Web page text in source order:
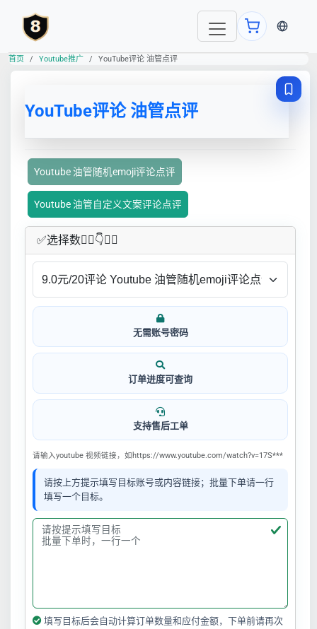
当前语
首页 Youtube推广 YouTube评论 油管点评
YouTube评论 油管点评
Youtube 油管随机emoji评论点评
Youtube 油管自定义文案评论点评
✅​选择数👇🏻​​👇👇🏻​​
无需账号密码
订单进度可查询
支持售后工单
请输入youtube 视频链接，如https://www.youtube.com/watch?v=17S***
请按上方提示填写目标账号或内容链接；批量下单请一行
填写一个目标。
填写目标后会自动计算订单数量和应付金额，下单前请再次